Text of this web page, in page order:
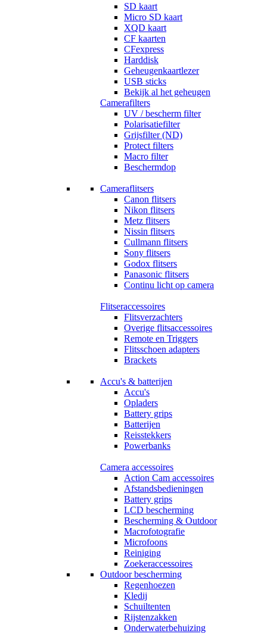
SD kaart
Micro SD kaart
XQD kaart
CF kaarten
CFexpress
Harddisk
Geheugenkaartlezer
USB sticks
Bekijk al het geheugen
Camerafilters
UV / bescherm filter
Polarisatiefilter
Grijsfilter (ND)
Protect filters
Macro filter
Beschermdop
Cameraflitsers
Canon flitsers
Nikon flitsers
Metz flitsers
Nissin flitsers
Cullmann flitsers
Sony flitsers
Godox flitsers
Panasonic flitsers
Continu licht op camera
Flitseraccessoires
Flitsverzachters
Overige flitsaccessoires
Remote en Triggers
Flitsschoen adapters
Brackets
Accu's & batterijen
Accu's
Opladers
Battery grips
Batterijen
Reisstekkers
Powerbanks
Camera accessoires
Action Cam accessoires
Afstandsbedieningen
Battery grips
LCD bescherming
Bescherming & Outdoor
Macrofotografie
Microfoons
Reiniging
Zoekeraccessoires
Outdoor bescherming
Regenhoezen
Kledij
Schuiltenten
Rijstenzakken
Onderwaterbehuizing